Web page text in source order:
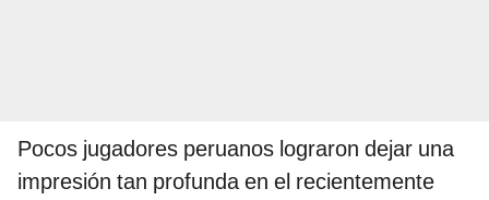
Pocos jugadores peruanos lograron dejar una
impresión tan profunda en el recientemente